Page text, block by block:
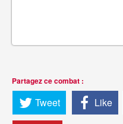
Partagez ce combat :
Tweet Like